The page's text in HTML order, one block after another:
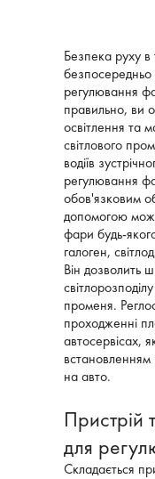
Безпека руху
безпосередньо
регулювання
правильно, ви
освітлення та
світлового
водіїв
регулювання
обов'язковим
допомогою
фари будь-
галоген,
Він дозволить
променя.
проходженні
автосервісах,
встановленням
на авто.
Пристрій
для
Складається